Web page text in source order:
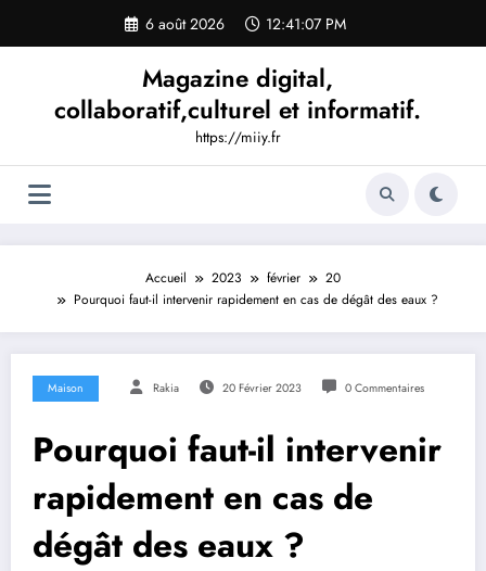
contenu
6 août 2026 12:41:08 PM
Magazine digital,
collaboratif,culturel et informatif.
https://miiy.fr
Accueil 2023 février
20
Pourquoi faut-il intervenir rapidement en cas de dégât des eaux ?
Maison Rakia 20 Février 2023 0 Commentaires
Pourquoi faut-il intervenir
rapidement en cas de
dégât des eaux ?